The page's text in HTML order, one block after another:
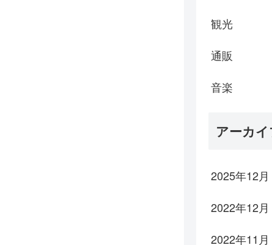
観光
通販
音楽
アーカ
2025年12月
2022年12月
2022年11月